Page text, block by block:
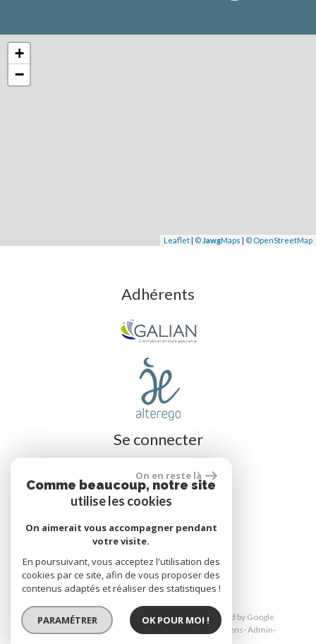
+
−
Leaflet | © JawgMaps | © OpenStreetMap
Adhérents
Se connecter
Espace propriétaire
© 2026 | Tous droits réservés | Traduction powered by Google
Mentions légales Nos honoraires Liens Admin
On en reste là
Comme beaucoup, notre site
utilise les cookies
On aimerait vous accompagner pendant
votre visite.
En poursuivant, vous acceptez l'utilisation des
cookies par ce site, afin de vous proposer des
contenus adaptés et réaliser des statistiques !
PARAMÉTRER OK POUR MOI !